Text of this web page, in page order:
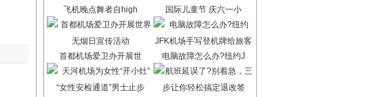
飞机晚点舞者自high 国际儿童节 庆六一小
首都机场爱卫办开展世 电脑故障怎么办?纽约J